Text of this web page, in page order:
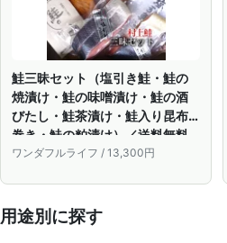
鮭三昧セット（塩引き鮭・鮭の
焼漬け・鮭の味噌漬け・鮭の酒
びたし・鮭茶漬け・鮭入り昆布
巻き・鮭の粕漬け）／送料無料
鮭 シャケ 鮭ギフト 水産品 魚 新
お礼 お祝い 内祝い 法事 お返し
のし対応
ワンダフルライフ / 13,300円
用途別に探す